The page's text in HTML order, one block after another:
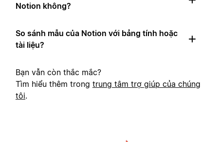
Notion không?
So sánh mẫu của Notion với bảng tính hoặc
tài liệu?
Bạn vẫn còn thắc mắc?
Tìm hiểu thêm trong trung tâm trợ giúp của chúng
tôi.